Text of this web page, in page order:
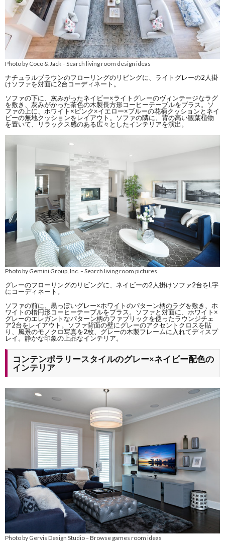
Photo by Coco & Jack–Search living room design ideas
ナチュラルブラウンのフローリングのリビングに、ライトグレーの2人掛
けソファを対面に2台コーディネート。
ソファの下に、灰みがったネイビー×ライトグレーのヴィンテージなラグ
を敷き、灰みがかった茶色の木製長方形コーヒーテーブルをプラス。ソ
ファの上に、ホワイト×ピンク×イエロー×ブルーの花柄クッションとネイ
ビーの無地クッションをレイアウト。ソファの隣に、背の高い観葉植物
を置いて、リラックス感のある広々としたインテリアを演出。
Photo by Gemini Group, Inc. –Search living room pictures
グレーのフローリングのリビングに、ネイビーの2人掛けソファ2台をL字
にコーディネート。
ソファの前に、黒っぽいグレー×ホワイトのパターン柄のラグを敷き、ホ
ワイトの楕円形コーヒーテーブルをプラス。ソファと対面に、ホワイト×
グレーのエレガントなパターン柄のファブリックを使ったラウンジチェ
ア2台をレイアウト。ソファ背面の壁にグレーのアクセントクロスを貼
り、風景のモノクロ写真を2枚、グレーの木製フレームに入れてディスプ
レイ。静かな印象の上品なインテリア。
コンテンポラリースタイルのグレー×ネイビー配色の
インテリア
Photo by Gervis Design Studio–Browse games room ideas